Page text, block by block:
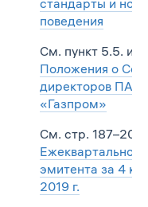
поведения
См. пункт 5.5. и
Положения о
директоров ПАО
«Газпром»
См. стр. 187–208
эмитента за 4
2019 г.